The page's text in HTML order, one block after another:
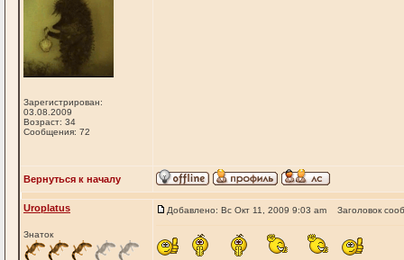
Зарегистрирован:
03.08.2009
Возраст: 34
Сообщения: 72
Вернуться к началу
Uroplatus
Знаток
Добавлено: Вс Окт 11, 2009 9:03 am Заголовок